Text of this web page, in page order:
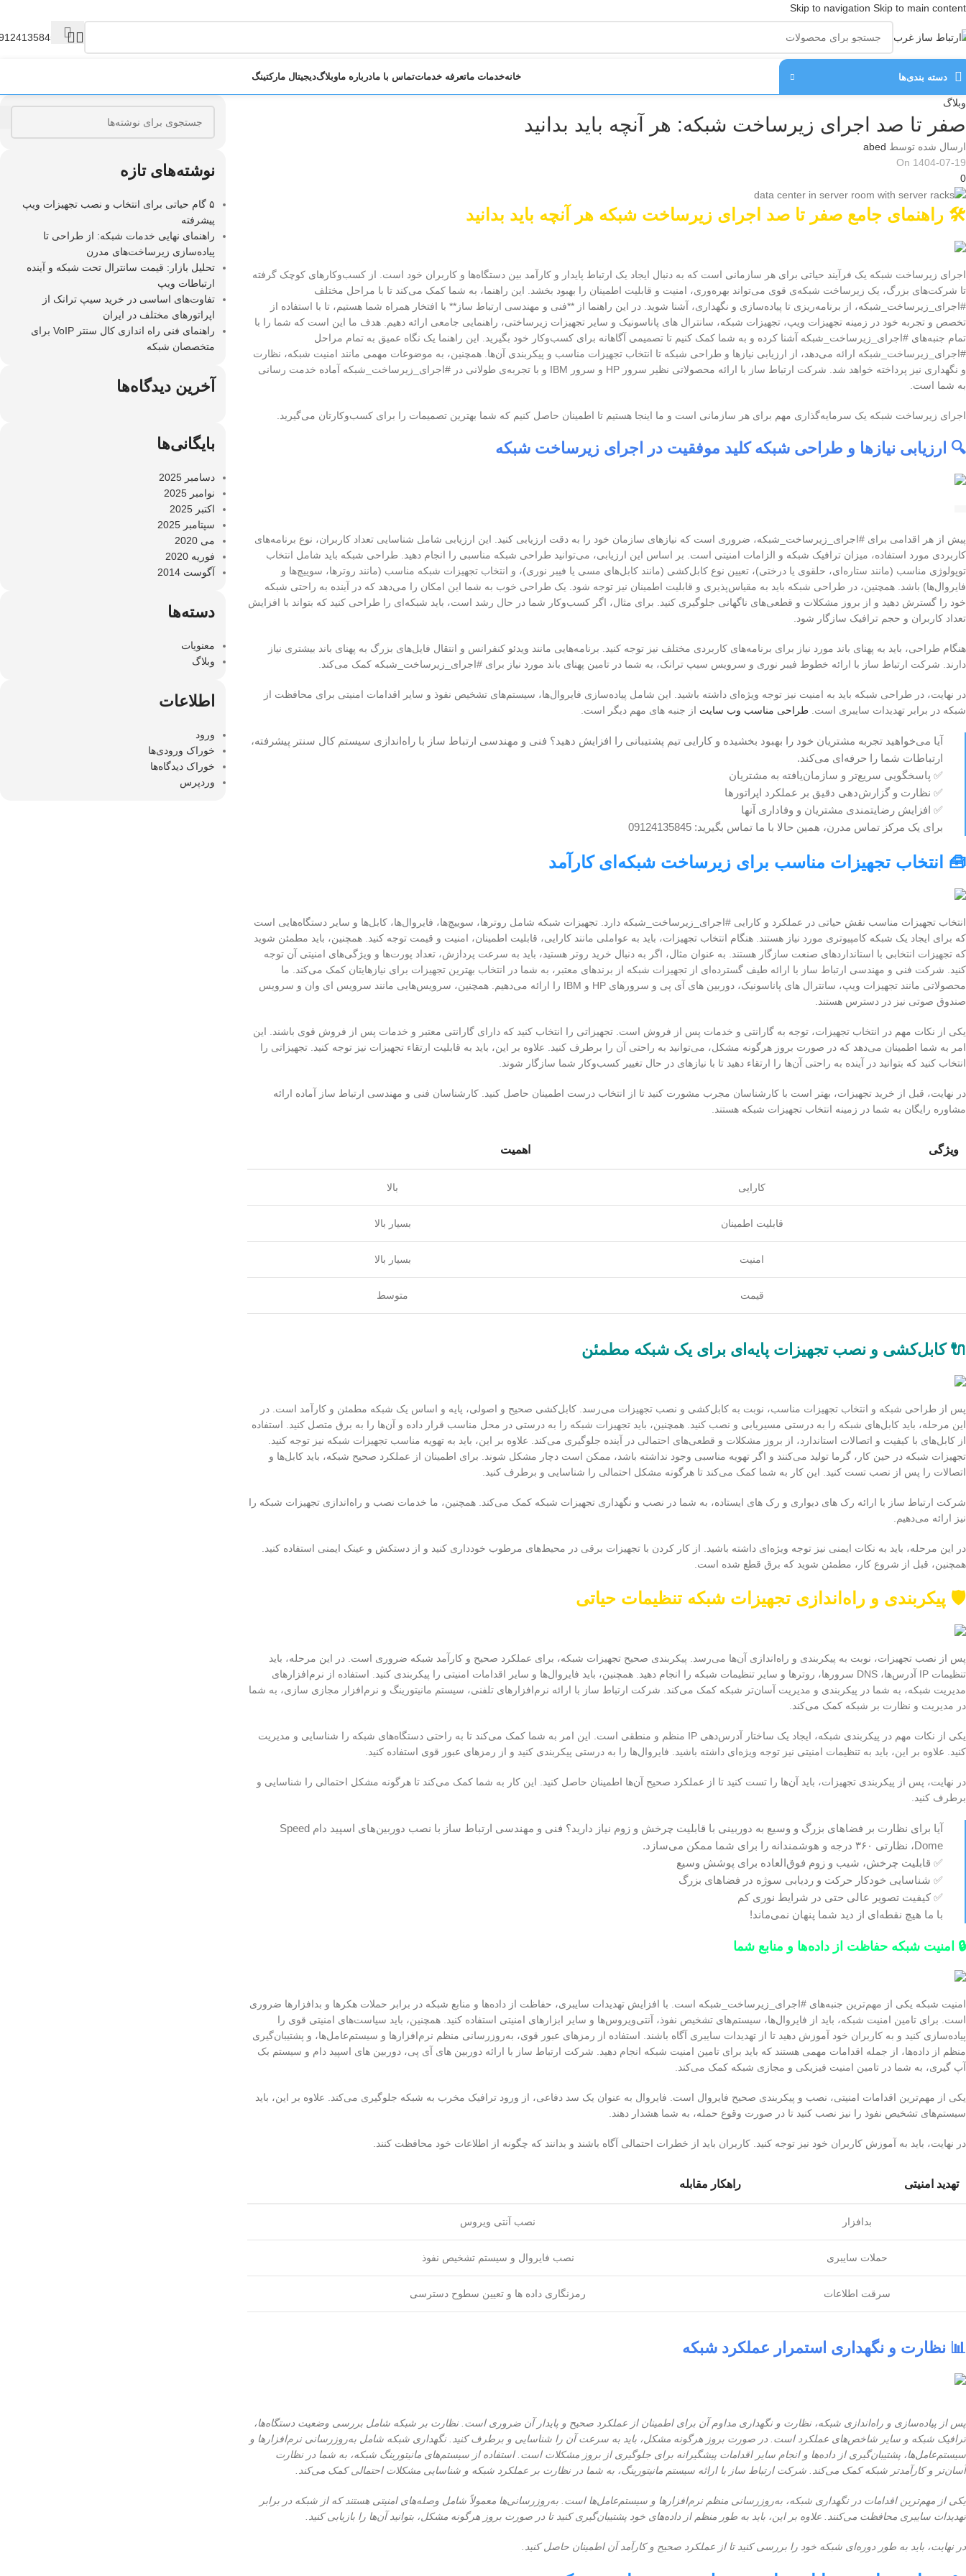
Skip to navigation Skip to main content
دسته‌ بندی‌ها خانهخدمات ماتعرفه خدماتتماس با مادرباره ماوبلاگدیجیتال مارکتینگ
وبلاگ
صفر تا صد اجرای زیرساخت شبکه: هر آنچه باید بدانید
ارسال شده توسط abed
On 1404-07-19
0
🛠️ راهنمای جامع صفر تا صد اجرای زیرساخت شبکه هر آنچه باید بدانید
اجرای زیرساخت شبکه یک فرآیند حیاتی برای هر سازمانی است که به دنبال ایجاد یک ارتباط پایدار و کارآمد بین دستگاه‌ها و کاربران خود است. از کسب‌وکارهای کوچک گرفته
تا شرکت‌های بزرگ، یک زیرساخت شبکه‌ی قوی می‌تواند بهره‌وری، امنیت و قابلیت اطمینان را بهبود بخشد. این راهنما، به شما کمک می‌کند تا با مراحل مختلف
#اجرای_زیرساخت_شبکه، از برنامه‌ریزی تا پیاده‌سازی و نگهداری، آشنا شوید. در این راهنما از **فنی و مهندسی ارتباط ساز** با افتخار همراه شما هستیم، تا با استفاده از
تخصص و تجربه خود در زمینه تجهیزات ویپ، تجهیزات شبکه، سانترال های پاناسونیک و سایر تجهیزات زیرساختی، راهنمایی جامعی ارائه دهیم. هدف ما این است که شما را با
تمام جنبه‌های #اجرای_زیرساخت_شبکه آشنا کرده و به شما کمک کنیم تا تصمیمی آگاهانه برای کسب‌وکار خود بگیرید. این راهنما یک نگاه عمیق به تمام مراحل
#اجرای_زیرساخت_شبکه ارائه می‌دهد، از ارزیابی نیازها و طراحی شبکه تا انتخاب تجهیزات مناسب و پیکربندی آن‌ها. همچنین، به موضوعات مهمی مانند امنیت شبکه، نظارت
و نگهداری نیز پرداخته خواهد شد. شرکت ارتباط ساز با ارائه محصولاتی نظیر سرور HP و سرور IBM و با تجربه‌ی طولانی در #اجرای_زیرساخت_شبکه آماده خدمت رسانی
به شما است.
اجرای زیرساخت شبکه یک سرمایه‌گذاری مهم برای هر سازمانی است و ما اینجا هستیم تا اطمینان حاصل کنیم که شما بهترین تصمیمات را برای کسب‌وکارتان می‌گیرید.
🔍 ارزیابی نیازها و طراحی شبکه کلید موفقیت در اجرای زیرساخت شبکه
پیش از هر اقدامی برای #اجرای_زیرساخت_شبکه، ضروری است که نیازهای سازمان خود را به دقت ارزیابی کنید. این ارزیابی شامل شناسایی تعداد کاربران، نوع برنامه‌های
کاربردی مورد استفاده، میزان ترافیک شبکه و الزامات امنیتی است. بر اساس این ارزیابی، می‌توانید طراحی شبکه مناسبی را انجام دهید. طراحی شبکه باید شامل انتخاب
توپولوژی مناسب (مانند ستاره‌ای، حلقوی یا درختی)، تعیین نوع کابل‌کشی (مانند کابل‌های مسی یا فیبر نوری)، و انتخاب تجهیزات شبکه مناسب (مانند روترها، سوییچ‌ها و
فایروال‌ها) باشد. همچنین، در طراحی شبکه باید به مقیاس‌پذیری و قابلیت اطمینان نیز توجه شود. یک طراحی خوب به شما این امکان را می‌دهد که در آینده به راحتی شبکه
خود را گسترش دهید و از بروز مشکلات و قطعی‌های ناگهانی جلوگیری کنید. برای مثال، اگر کسب‌وکار شما در حال رشد است، باید شبکه‌ای را طراحی کنید که بتواند با افزایش
تعداد کاربران و حجم ترافیک سازگار شود.
هنگام طراحی، باید به پهنای باند مورد نیاز برای برنامه‌های کاربردی مختلف نیز توجه کنید. برنامه‌هایی مانند ویدئو کنفرانس و انتقال فایل‌های بزرگ به پهنای باند بیشتری نیاز
دارند. شرکت ارتباط ساز با ارائه خطوط فیبر نوری و سرویس سیپ ترانک، به شما در تامین پهنای باند مورد نیاز برای #اجرای_زیرساخت_شبکه کمک می‌کند.
در نهایت، در طراحی شبکه باید به امنیت نیز توجه ویژه‌ای داشته باشید. این شامل پیاده‌سازی فایروال‌ها، سیستم‌های تشخیص نفوذ و سایر اقدامات امنیتی برای محافظت از
شبکه در برابر تهدیدات سایبری است. طراحی مناسب وب سایت از جنبه های مهم دیگر است.
آیا می‌خواهید تجربه مشتریان خود را بهبود بخشیده و کارایی تیم پشتیبانی را افزایش دهید؟ فنی و مهندسی ارتباط ساز با راه‌اندازی سیستم کال سنتر پیشرفته،
ارتباطات شما را حرفه‌ای می‌کند.
✅ پاسخگویی سریع‌تر و سازمان‌یافته به مشتریان
✅ نظارت و گزارش‌دهی دقیق بر عملکرد اپراتورها
✅ افزایش رضایتمندی مشتریان و وفاداری آنها
برای یک مرکز تماس مدرن، همین حالا با ما تماس بگیرید: 09124135845
🧰 انتخاب تجهیزات مناسب برای زیرساخت شبکه‌ای کارآمد
انتخاب تجهیزات مناسب نقش حیاتی در عملکرد و کارایی #اجرای_زیرساخت_شبکه دارد. تجهیزات شبکه شامل روترها، سوییچ‌ها، فایروال‌ها، کابل‌ها و سایر دستگاه‌هایی است
که برای ایجاد یک شبکه کامپیوتری مورد نیاز هستند. هنگام انتخاب تجهیزات، باید به عواملی مانند کارایی، قابلیت اطمینان، امنیت و قیمت توجه کنید. همچنین، باید مطمئن شوید
که تجهیزات انتخابی با استانداردهای صنعت سازگار هستند. به عنوان مثال، اگر به دنبال خرید روتر هستید، باید به سرعت پردازش، تعداد پورت‌ها و ویژگی‌های امنیتی آن توجه
کنید. شرکت فنی و مهندسی ارتباط ساز با ارائه طیف گسترده‌ای از تجهیزات شبکه از برندهای معتبر، به شما در انتخاب بهترین تجهیزات برای نیازهایتان کمک می‌کند. ما
محصولاتی مانند تجهیزات ویپ، سانترال های پاناسونیک، دوربین های آی پی و سرورهای HP و IBM را ارائه می‌دهیم. همچنین، سرویس‌هایی مانند سرویس ای وان و سرویس
صندوق صوتی نیز در دسترس هستند.
یکی از نکات مهم در انتخاب تجهیزات، توجه به گارانتی و خدمات پس از فروش است. تجهیزاتی را انتخاب کنید که دارای گارانتی معتبر و خدمات پس از فروش قوی باشند. این
امر به شما اطمینان می‌دهد که در صورت بروز هرگونه مشکل، می‌توانید به راحتی آن را برطرف کنید. علاوه بر این، باید به قابلیت ارتقاء تجهیزات نیز توجه کنید. تجهیزاتی را
انتخاب کنید که بتوانید در آینده به راحتی آن‌ها را ارتقاء دهید تا با نیازهای در حال تغییر کسب‌وکار شما سازگار شوند.
در نهایت، قبل از خرید تجهیزات، بهتر است با کارشناسان مجرب مشورت کنید تا از انتخاب درست اطمینان حاصل کنید. کارشناسان فنی و مهندسی ارتباط ساز آماده ارائه
مشاوره رایگان به شما در زمینه انتخاب تجهیزات شبکه هستند.
ویژگی اهمیت
کارایی بالا
قابلیت اطمینان بسیار بالا
امنیت بسیار بالا
قیمت متوسط
🔌 کابل‌کشی و نصب تجهیزات پایه‌ای برای یک شبکه مطمئن
پس از طراحی شبکه و انتخاب تجهیزات مناسب، نوبت به کابل‌کشی و نصب تجهیزات می‌رسد. کابل‌کشی صحیح و اصولی، پایه و اساس یک شبکه مطمئن و کارآمد است. در
این مرحله، باید کابل‌های شبکه را به درستی مسیریابی و نصب کنید. همچنین، باید تجهیزات شبکه را به درستی در محل مناسب قرار داده و آن‌ها را به برق متصل کنید. استفاده
از کابل‌های با کیفیت و اتصالات استاندارد، از بروز مشکلات و قطعی‌های احتمالی در آینده جلوگیری می‌کند. علاوه بر این، باید به تهویه مناسب تجهیزات شبکه نیز توجه کنید.
تجهیزات شبکه در حین کار، گرما تولید می‌کنند و اگر تهویه مناسبی وجود نداشته باشد، ممکن است دچار مشکل شوند. برای اطمینان از عملکرد صحیح شبکه، باید کابل‌ها و
اتصالات را پس از نصب تست کنید. این کار به شما کمک می‌کند تا هرگونه مشکل احتمالی را شناسایی و برطرف کنید.
شرکت ارتباط ساز با ارائه رک های دیواری و رک های ایستاده، به شما در نصب و نگهداری تجهیزات شبکه کمک می‌کند. همچنین، ما خدمات نصب و راه‌اندازی تجهیزات شبکه را
نیز ارائه می‌دهیم.
در این مرحله، باید به نکات ایمنی نیز توجه ویژه‌ای داشته باشید. از کار کردن با تجهیزات برقی در محیط‌های مرطوب خودداری کنید و از دستکش و عینک ایمنی استفاده کنید.
همچنین، قبل از شروع کار، مطمئن شوید که برق قطع شده است.
🛡️ پیکربندی و راه‌اندازی تجهیزات شبکه تنظیمات حیاتی
پس از نصب تجهیزات، نوبت به پیکربندی و راه‌اندازی آن‌ها می‌رسد. پیکربندی صحیح تجهیزات شبکه، برای عملکرد صحیح و کارآمد شبکه ضروری است. در این مرحله، باید
تنظیمات IP آدرس‌ها، DNS سرورها، روترها و سایر تنظیمات شبکه را انجام دهید. همچنین، باید فایروال‌ها و سایر اقدامات امنیتی را پیکربندی کنید. استفاده از نرم‌افزارهای
مدیریت شبکه، به شما در پیکربندی و مدیریت آسان‌تر شبکه کمک می‌کند. شرکت ارتباط ساز با ارائه نرم‌افزارهای تلفنی، سیستم مانیتورینگ و نرم‌افزار مجازی سازی، به شما
در مدیریت و نظارت بر شبکه کمک می‌کند.
یکی از نکات مهم در پیکربندی شبکه، ایجاد یک ساختار آدرس‌دهی IP منظم و منطقی است. این امر به شما کمک می‌کند تا به راحتی دستگاه‌های شبکه را شناسایی و مدیریت
کنید. علاوه بر این، باید به تنظیمات امنیتی نیز توجه ویژه‌ای داشته باشید. فایروال‌ها را به درستی پیکربندی کنید و از رمزهای عبور قوی استفاده کنید.
در نهایت، پس از پیکربندی تجهیزات، باید آن‌ها را تست کنید تا از عملکرد صحیح آن‌ها اطمینان حاصل کنید. این کار به شما کمک می‌کند تا هرگونه مشکل احتمالی را شناسایی و
برطرف کنید.
آیا برای نظارت بر فضاهای بزرگ و وسیع به دوربینی با قابلیت چرخش و زوم نیاز دارید؟ فنی و مهندسی ارتباط ساز با نصب دوربین‌های اسپید دام Speed
Dome، نظارتی ۳۶۰ درجه و هوشمندانه را برای شما ممکن می‌سازد.
✅ قابلیت چرخش، شیب و زوم فوق‌العاده برای پوشش وسیع
✅ شناسایی خودکار حرکت و ردیابی سوژه در فضاهای بزرگ
✅ کیفیت تصویر عالی حتی در شرایط نوری کم
با ما هیچ نقطه‌ای از دید شما پنهان نمی‌ماند!
🔒 امنیت شبکه حفاظت از داده‌ها و منابع شما
امنیت شبکه یکی از مهم‌ترین جنبه‌های #اجرای_زیرساخت_شبکه است. با افزایش تهدیدات سایبری، حفاظت از داده‌ها و منابع شبکه در برابر حملات هکرها و بدافزارها ضروری
است. برای تامین امنیت شبکه، باید از فایروال‌ها، سیستم‌های تشخیص نفوذ، آنتی‌ویروس‌ها و سایر ابزارهای امنیتی استفاده کنید. همچنین، باید سیاست‌های امنیتی قوی را
پیاده‌سازی کنید و به کاربران خود آموزش دهید تا از تهدیدات سایبری آگاه باشند. استفاده از رمزهای عبور قوی، به‌روزرسانی منظم نرم‌افزارها و سیستم‌عامل‌ها، و پشتیبان‌گیری
منظم از داده‌ها، از جمله اقدامات مهمی هستند که باید برای تامین امنیت شبکه انجام دهید. شرکت ارتباط ساز با ارائه دوربین های آی پی، دوربین های اسپید دام و سیستم بک
آپ گیری، به شما در تامین امنیت فیزیکی و مجازی شبکه کمک می‌کند.
یکی از مهم‌ترین اقدامات امنیتی، نصب و پیکربندی صحیح فایروال است. فایروال به عنوان یک سد دفاعی، از ورود ترافیک مخرب به شبکه جلوگیری می‌کند. علاوه بر این، باید
سیستم‌های تشخیص نفوذ را نیز نصب کنید تا در صورت وقوع حمله، به شما هشدار دهند.
در نهایت، باید به آموزش کاربران خود نیز توجه کنید. کاربران باید از خطرات احتمالی آگاه باشند و بدانند که چگونه از اطلاعات خود محافظت کنند.
تهدید امنیتی راهکار مقابله
بدافزار نصب آنتی ویروس
حملات سایبری نصب فایروال و سیستم تشخیص نفوذ
سرقت اطلاعات رمزنگاری داده ها و تعیین سطوح دسترسی
📊 نظارت و نگهداری استمرار عملکرد شبکه
پس از پیاده‌سازی و راه‌اندازی شبکه، نظارت و نگهداری مداوم آن برای اطمینان از عملکرد صحیح و پایدار آن ضروری است. نظارت بر شبکه شامل بررسی وضعیت دستگاه‌ها،
ترافیک شبکه و سایر شاخص‌های عملکرد است. در صورت بروز هرگونه مشکل، باید به سرعت آن را شناسایی و برطرف کنید. نگهداری شبکه شامل به‌روزرسانی نرم‌افزارها و
سیستم‌عامل‌ها، پشتیبان‌گیری از داده‌ها و انجام سایر اقدامات پیشگیرانه برای جلوگیری از بروز مشکلات است. استفاده از سیستم‌های مانیتورینگ شبکه، به شما در نظارت
آسان‌تر و کارآمدتر شبکه کمک می‌کند. شرکت ارتباط ساز با ارائه سیستم مانیتورینگ، به شما در نظارت بر عملکرد شبکه و شناسایی مشکلات احتمالی کمک می‌کند.
یکی از مهم‌ترین اقدامات در نگهداری شبکه، به‌روزرسانی منظم نرم‌افزارها و سیستم‌عامل‌ها است. به‌روزرسانی‌ها معمولاً شامل وصله‌های امنیتی هستند که از شبکه در برابر
تهدیدات سایبری محافظت می‌کنند. علاوه بر این، باید به طور منظم از داده‌های خود پشتیبان‌گیری کنید تا در صورت بروز هرگونه مشکل، بتوانید آن‌ها را بازیابی کنید.
در نهایت، باید به طور دوره‌ای شبکه خود را بررسی کنید تا از عملکرد صحیح و کارآمد آن اطمینان حاصل کنید.
نوشته‌های تازه
۵ گام حیاتی برای انتخاب و نصب تجهیزات ویپ
پیشرفته
راهنمای نهایی خدمات شبکه: از طراحی تا
پیاده‌سازی زیرساخت‌های مدرن
تحلیل بازار: قیمت سانترال تحت شبکه و آینده
ارتباطات ویپ
تفاوت‌های اساسی در خرید سیپ ترانک از
اپراتورهای مختلف در ایران
راهنمای فنی راه اندازی کال سنتر VoIP برای
متخصصان شبکه
آخرین دیدگاه‌ها
بایگانی‌ها
دسامبر 2025
نوامبر 2025
اکتبر 2025
سپتامبر 2025
می 2020
فوریه 2020
آگوست 2014
دسته‌ها
معنویات
وبلاگ
اطلاعات
ورود
خوراک ورودی‌ها
خوراک دیدگاه‌ها
وردپرس